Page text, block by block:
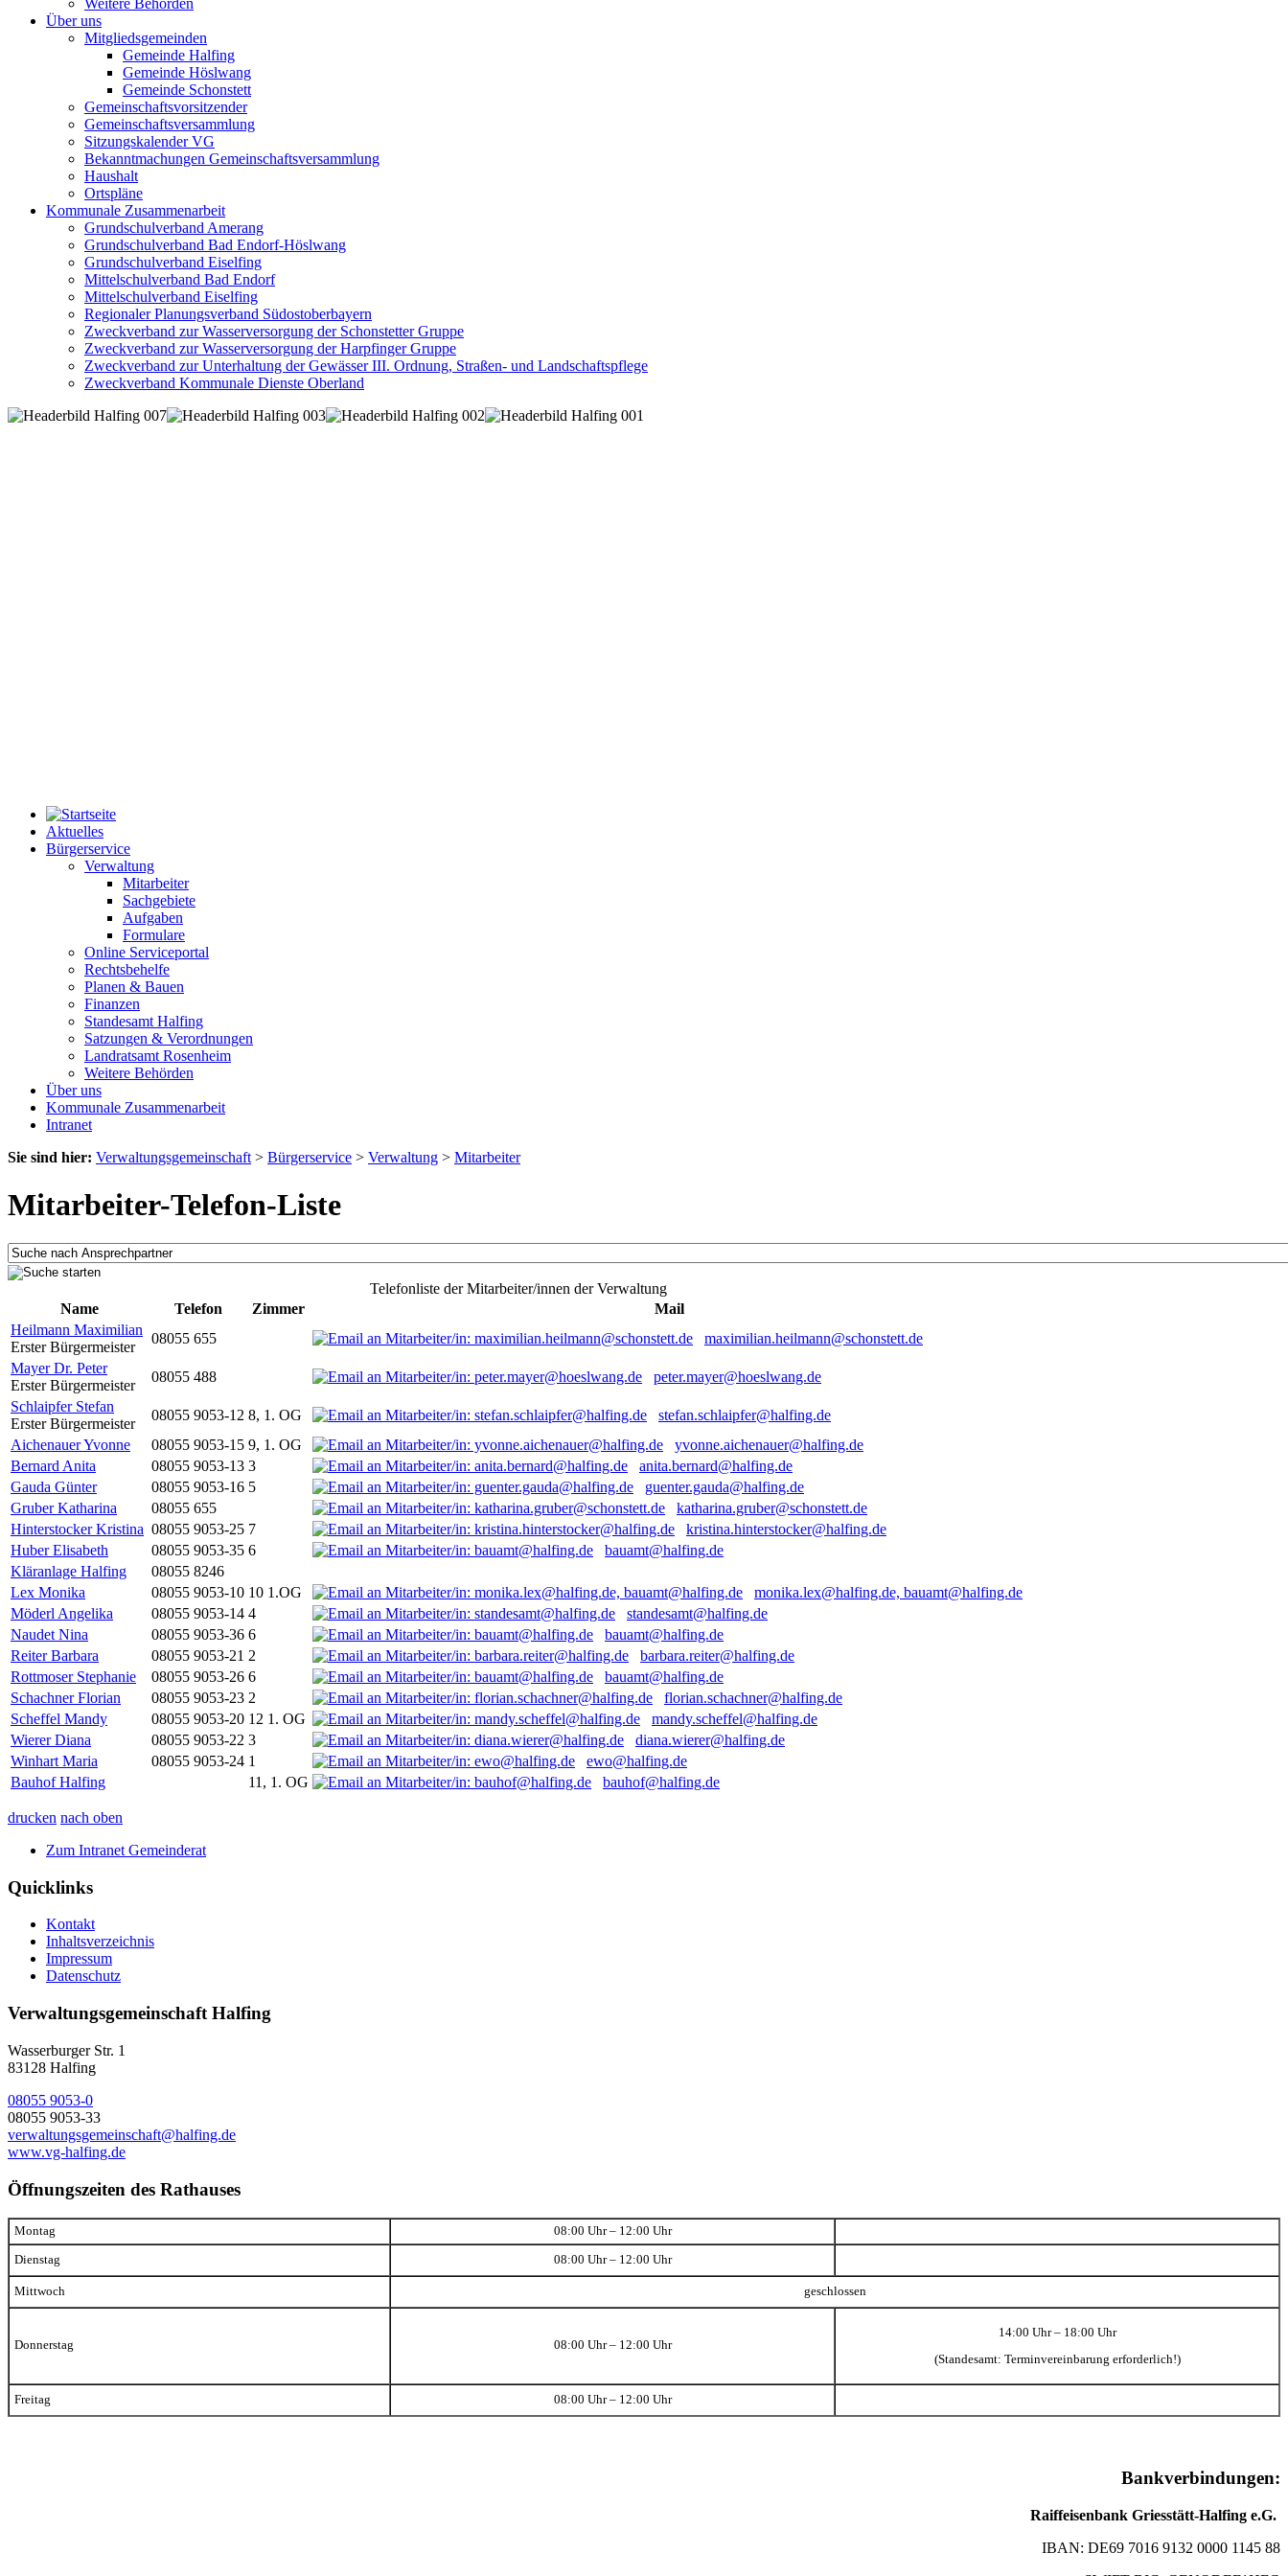
Weitere Behörden
Über uns
Mitgliedsgemeinden
Gemeinde Halfing
Gemeinde Höslwang
Gemeinde Schonstett
Gemeinschaftsvorsitzender
Gemeinschaftsversammlung
Sitzungskalender VG
Bekanntmachungen Gemeinschaftsversammlung
Haushalt
Ortspläne
Kommunale Zusammenarbeit
Grundschulverband Amerang
Grundschulverband Bad Endorf-Höslwang
Grundschulverband Eiselfing
Mittelschulverband Bad Endorf
Mittelschulverband Eiselfing
Regionaler Planungsverband Südostoberbayern
Zweckverband zur Wasserversorgung der Schonstetter Gruppe
Zweckverband zur Wasserversorgung der Harpfinger Gruppe
Zweckverband zur Unterhaltung der Gewässer III. Ordnung, Straßen- und Landschaftspflege
Zweckverband Kommunale Dienste Oberland
Aktuelles
Bürgerservice
Verwaltung
Mitarbeiter
Sachgebiete
Aufgaben
Formulare
Online Serviceportal
Rechtsbehelfe
Planen & Bauen
Finanzen
Standesamt Halfing
Satzungen & Verordnungen
Landratsamt Rosenheim
Weitere Behörden
Über uns
Kommunale Zusammenarbeit
Intranet
Sie sind hier: Verwaltungsgemeinschaft > Bürgerservice > Verwaltung > Mitarbeiter
Mitarbeiter-Telefon-Liste
Telefonliste der Mitarbeiter/innen der Verwaltung
Name
Telefon Zimmer
Mail
Heilmann Maximilian
Erster Bürgermeister
08055 655
maximilian.heilmann@schonstett.de
Mayer Dr. Peter
Erster Bürgermeister
08055 488
peter.mayer@hoeslwang.de
Schlaipfer Stefan
Erster Bürgermeister
08055 9053-12 8, 1. OG
stefan.schlaipfer@halfing.de
Aichenauer Yvonne
08055 9053-15 9, 1. OG
yvonne.aichenauer@halfing.de
Bernard Anita
08055 9053-13 3
anita.bernard@halfing.de
Gauda Günter
08055 9053-16 5
guenter.gauda@halfing.de
Gruber Katharina
08055 655
katharina.gruber@schonstett.de
Hinterstocker Kristina 08055 9053-25 7
kristina.hinterstocker@halfing.de
Huber Elisabeth
08055 9053-35 6
bauamt@halfing.de
Kläranlage Halfing
08055 8246
Lex Monika
08055 9053-10 10 1.OG
monika.lex@halfing.de, bauamt@halfing.de
Möderl Angelika
08055 9053-14 4
standesamt@halfing.de
Naudet Nina
08055 9053-36 6
bauamt@halfing.de
Reiter Barbara
08055 9053-21 2
barbara.reiter@halfing.de
Rottmoser Stephanie
08055 9053-26 6
bauamt@halfing.de
Schachner Florian
08055 9053-23 2
florian.schachner@halfing.de
Scheffel Mandy
08055 9053-20 12 1. OG
mandy.scheffel@halfing.de
Wierer Diana
08055 9053-22 3
diana.wierer@halfing.de
Winhart Maria
08055 9053-24 1
ewo@halfing.de
Bauhof Halfing
11, 1. OG bauhof@halfing.de
drucken nach oben
Zum Intranet Gemeinderat
Quicklinks
Kontakt
Inhaltsverzeichnis
Impressum
Datenschutz
Verwaltungsgemeinschaft Halfing
Wasserburger Str. 1
83128 Halfing
08055 9053-0
08055 9053-33
verwaltungsgemeinschaft@halfing.de
www.vg-halfing.de
Öffnungszeiten des Rathauses
Montag 08:00 Uhr – 12:00 Uhr
Dienstag 08:00 Uhr – 12:00 Uhr
Mittwoch geschlossen
Donnerstag 08:00 Uhr – 12:00 Uhr
14:00 Uhr – 18:00 Uhr
(Standesamt: Terminvereinbarung erforderlich!)
Freitag 08:00 Uhr – 12:00 Uhr
Bankverbindungen:
Raiffeisenbank Griesstätt-Halfing e.G.
IBAN: DE69 7016 9132 0000 1145 88